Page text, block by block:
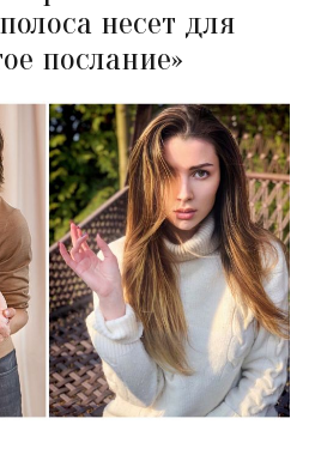
несет для
послание»